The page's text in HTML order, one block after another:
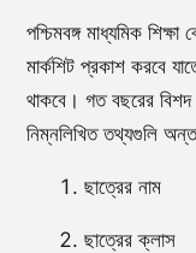
পশ্চিমবঙ্গ মাধ্যমিক
মার্কশিট প্রকাশ করবে
থাকবে। গত বছরের
নিম্নলিখিত তথ্যগুলি
ছাত্রের নাম
ছাত্রের ক্লাস